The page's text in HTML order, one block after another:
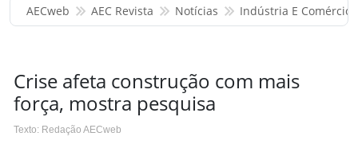
AECweb AEC Revista Notícias Indústria E Comércio
Crise afeta construção com mais
força, mostra pesquisa
Texto: Redação AECweb